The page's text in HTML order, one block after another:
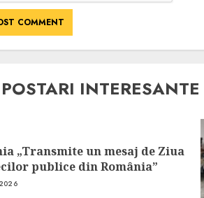
INTERESANTE
„Transmite un mesaj de Ziua
publice din România”